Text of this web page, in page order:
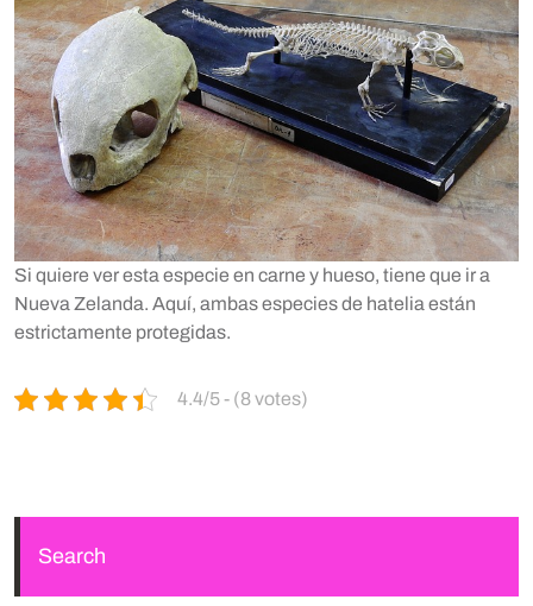
Si quiere ver esta especie en carne y hueso, tiene que ir a
Nueva Zelanda. Aquí, ambas especies de hatelia están
estrictamente protegidas.
4.4/5 - (8 votes)
Search